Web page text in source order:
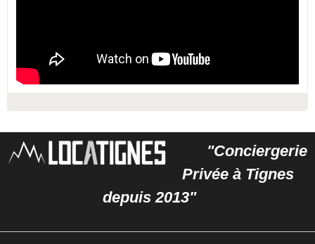
"Conciergerie
Privée à Tignes
depuis 2013"